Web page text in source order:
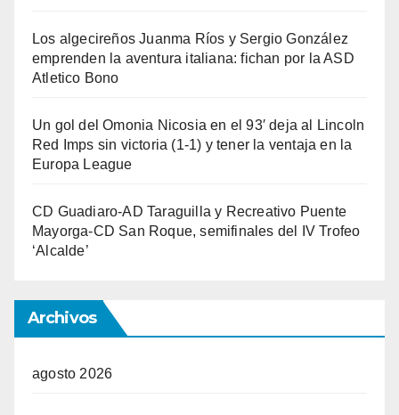
Los algecireños Juanma Ríos y Sergio González
emprenden la aventura italiana: fichan por la ASD
Atletico Bono
Un gol del Omonia Nicosia en el 93′ deja al Lincoln
Red Imps sin victoria (1-1) y tener la ventaja en la
Europa League
CD Guadiaro-AD Taraguilla y Recreativo Puente
Mayorga-CD San Roque, semifinales del IV Trofeo
‘Alcalde’
Archivos
agosto 2026